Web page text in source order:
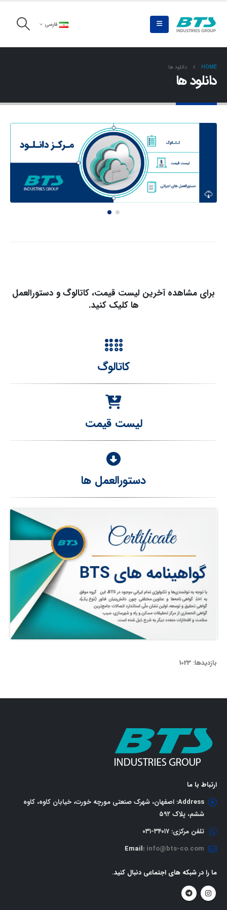
فارسی
HOME دانلود ها
دانلود ها
برای مشاهده آخرین لیست قیمت، کاتالوگ و دستورالعمل
ها کلیک کنید.
کاتالوگ
لیست قیمت
دستورالعمل ها
بازدیدها: 1023
ارتباط با ما
Address: اصفهان، شهرک صنعتی مورچه خورت، خیابان کاوه، کاوه
ششم، پلاک ٥٩٢
تلفن مرکزی: ٣٤٠١٧-٠٣١
Email: info@bts-co.com
ما را در شبکه های اجتماعی دنبال کنید.